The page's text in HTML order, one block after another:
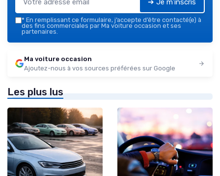
➔ Je m'inscris
* En remplissant ce formulaire, j’accepte d’être contacté(e) à
des fins commerciales par Ma voiture occasion et ses
partenaires.
Ma voiture occasion
Ajoutez-nous à vos sources préférées sur Google
Les plus lus